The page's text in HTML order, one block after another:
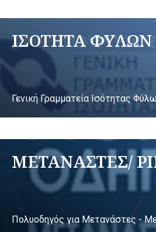
ΙΣΟΤΗΤΑ ΦΥΛΩΝ
Γενική Γραμματεία Ισότητας
ΜΕΤΑΝΑΣΤΕΣ/
Πολυοδηγός για Μετανάστες -